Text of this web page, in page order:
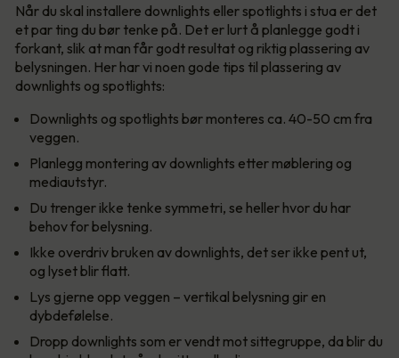
Når du skal installere downlights eller spotlights i stua er det
et par ting du bør tenke på. Det er lurt å planlegge godt i
forkant, slik at man får godt resultat og riktig plassering av
belysningen. Her har vi noen gode tips til plassering av
downlights og spotlights:
Downlights og spotlights bør monteres ca. 40-50 cm fra
veggen.
Planlegg montering av downlights etter møblering og
mediautstyr.
Du trenger ikke tenke symmetri, se heller hvor du har
behov for belysning.
Ikke overdriv bruken av downlights, det ser ikke pent ut,
og lyset blir flatt.
Lys gjerne opp veggen – vertikal belysning gir en
dybdefølelse.
Dropp downlights som er vendt mot sittegruppe, da blir du